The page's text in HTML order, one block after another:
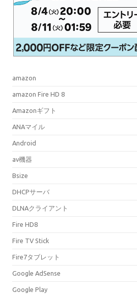
amazon
amazon Fire HD 8
Amazonギフト
ANAマイル
Android
av機器
Bsize
DHCPサーバ
DLNAクライアント
Fire HD8
Fire TV Stick
Fire7タブレット
Google AdSense
Google Play